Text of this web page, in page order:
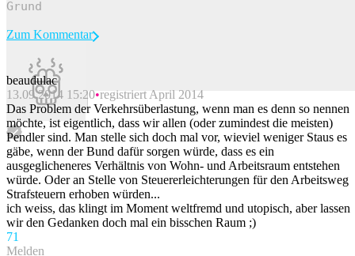
Beitrag melden
Zum Kommentar
beaudulac
13.09.2014 15:20 registriert April 2014
Das Problem der Verkehrsüberlastung, wenn man es denn so nennen
möchte, ist eigentlich, dass wir allen (oder zumindest die meisten)
Pendler sind. Man stelle sich doch mal vor, wieviel weniger Staus es
gäbe, wenn der Bund dafür sorgen würde, dass es ein
ausgeglicheneres Verhältnis von Wohn- und Arbeitsraum entstehen
würde. Oder an Stelle von Steuererleichterungen für den Arbeitsweg
Strafsteuern erhoben würden...
ich weiss, das klingt im Moment weltfremd und utopisch, aber lassen
wir den Gedanken doch mal ein bisschen Raum ;)
71
Melden